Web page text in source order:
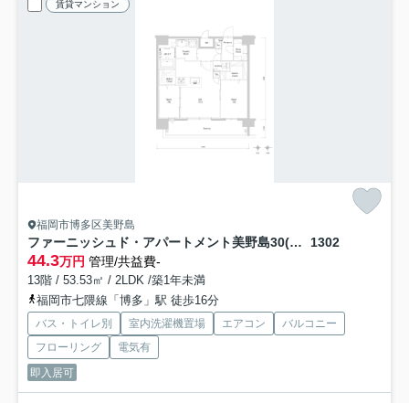
賃貸マンション
福岡市博多区美野島
ファーニッシュド・アパートメント美野島30(福岡エリア) 1302
44.3万円 管理/共益費-
13階 / 53.53㎡ / 2LDK /築1年未満
福岡市七隈線「博多」駅 徒歩16分
バス・トイレ別 室内洗濯機置場 エアコン
バルコニー
フローリング
電気有
即入居可